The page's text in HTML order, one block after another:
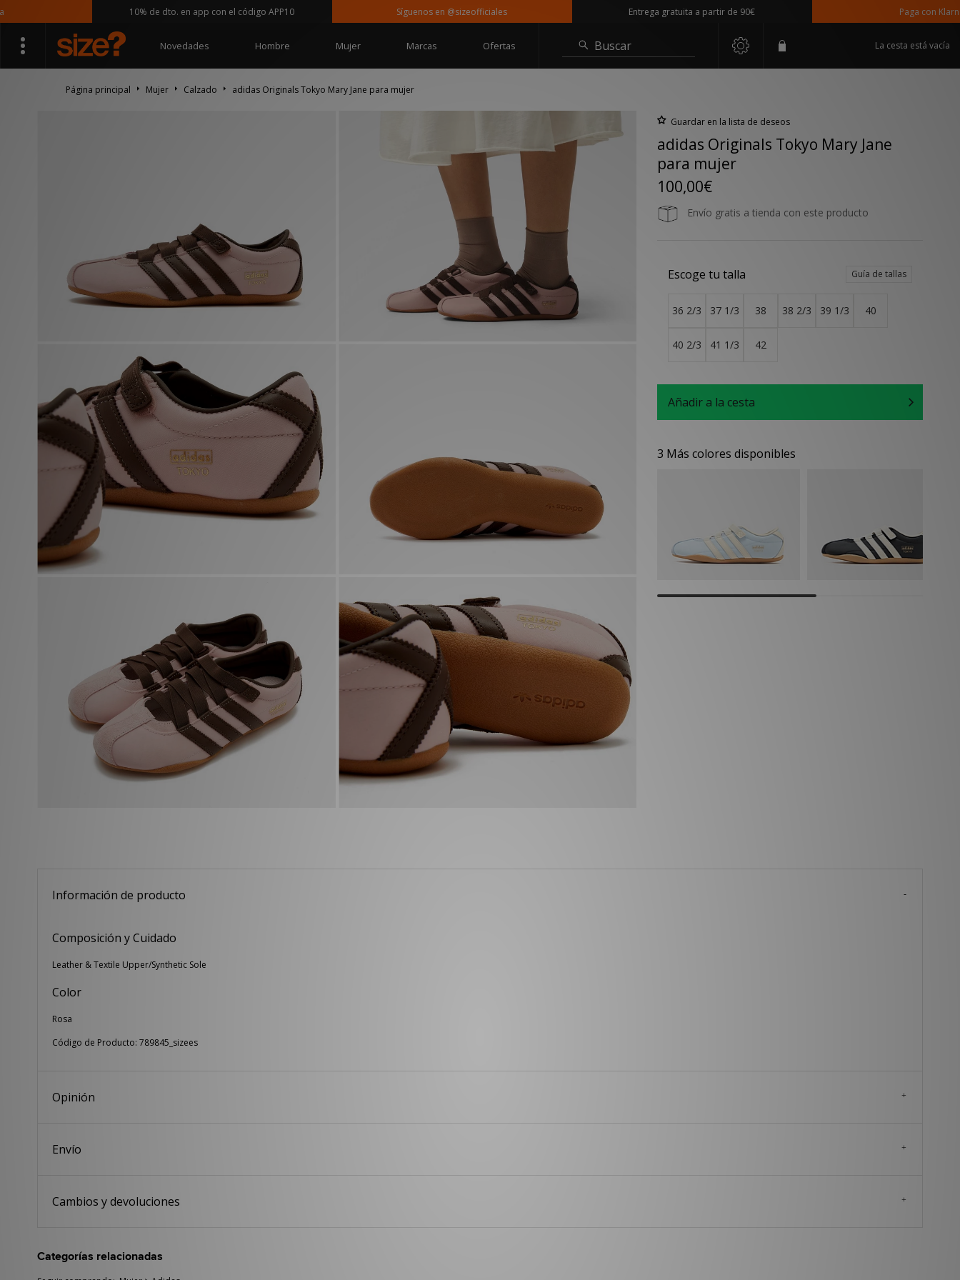
10% de dto. en app con el código APP10 Síguenos en @sizeofficiales Entrega gratuita a partir de 90€ Paga con Klarna
Novedades Hombre Mujer Marcas Ofertas Buscar La cesta está vacía
Página principal Mujer Calzado adidas Originals Tokyo Mary Jane para mujer
Guardar en la lista de deseos
adidas Originals Tokyo Mary Jane
para mujer
100,00€
Envío gratis a tienda con este producto
Escoge tu talla Guía de tallas
36 2/3 37 1/3 38 38 2/3 39 1/3 40
40 2/3 41 1/3 42
Añadir a la cesta
3 Más colores disponibles
Información de producto
Composición y Cuidado
Leather & Textile Upper/Synthetic Sole
Color
Rosa
Código de Producto: 789845_sizees
Opinión
Envío
Cambios y devoluciones
Categorías relacionadas